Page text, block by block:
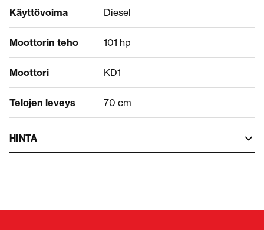
Käyttövoima Diesel
Moottorin teho 101 hp
Moottori KD1
Telojen leveys 70 cm
HINTA